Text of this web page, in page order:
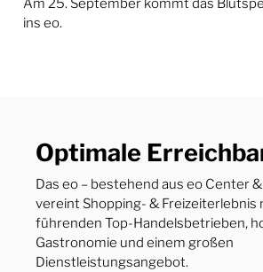
ins eo.
Optimale
Das eo – bestehend aus eo Center
vereint Shopping- & Freizeiterlebnis
führenden Top-Handelsbetrieben,
Gastronomie und einem großen
Dienstleistungsangebot.